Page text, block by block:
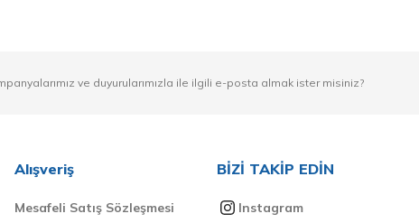
ve duyurularımızla ile ilgili e-posta almak ister misiniz?
Alışveriş
Mesafeli Satış Sözleşmesi
BİZİ TAKİP EDİN
Instagram